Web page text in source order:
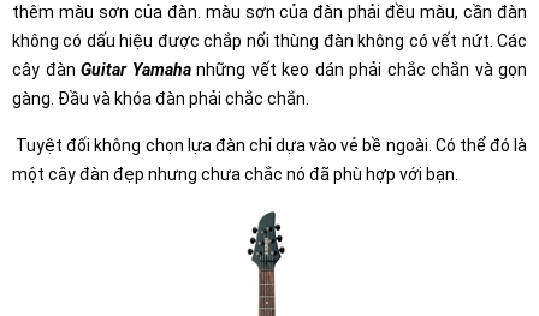
thêm màu sơn của đàn. màu sơn của đàn phải đều màu, cần đàn
không có dấu hiệu được chắp nối thùng đàn không có vết nứt. Các
cây đàn Guitar Yamahanhững vết keo dán phải chắc chắn và gọn
gàng. Đầu và khóa đàn phải chắc chắn.
­ Tuyệt đối không chọn lựa đàn chỉ dựa vào vẻ bề ngoài. Có thể đó là
một cây đàn đẹp nhưng chưa chắc nó đã phù hợp với bạn.